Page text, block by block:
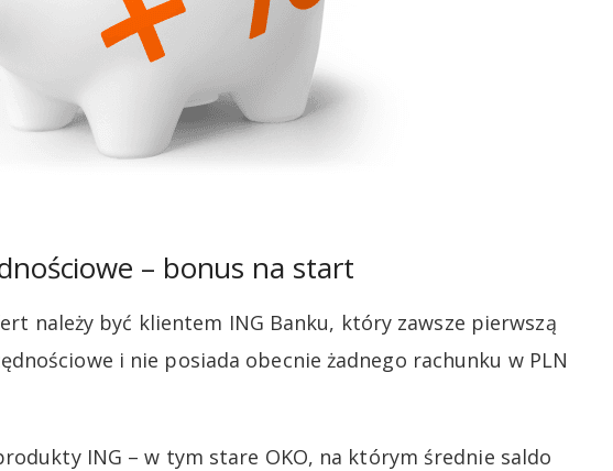
– bonus na start
należy być klientem ING Banku, który zawsze pierwszą
i nie posiada obecnie żadnego rachunku w PLN
ING – w tym stare OKO, na którym średnie saldo